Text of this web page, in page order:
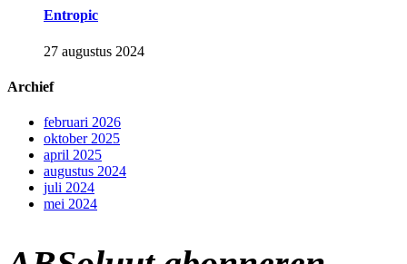
Entropic
27 augustus 2024
Archief
februari 2026
oktober 2025
april 2025
augustus 2024
juli 2024
mei 2024